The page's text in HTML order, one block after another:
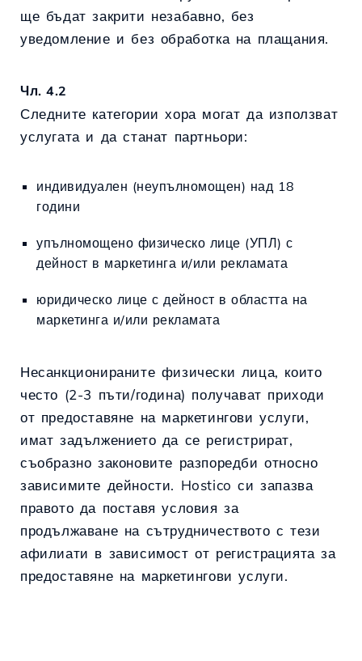
ще бъдат закрити незабавно, без
уведомление и без обработка на плащания.
Чл. 4.2
Следните категории хора могат да използват
услугата и да станат партньори:
индивидуален (неупълномощен) над 18
години
упълномощено физическо лице (УПЛ) с
дейност в маркетинга и/или рекламата
юридическо лице с дейност в областта на
маркетинга и/или рекламата
Несанкционираните физически лица, които
често (2-3 пъти/година) получават приходи
от предоставяне на маркетингови услуги,
имат задължението да се регистрират,
съобразно законовите разпоредби относно
зависимите дейности. Hostico си запазва
правото да поставя условия за
продължаване на сътрудничеството с тези
афилиати в зависимост от регистрацията за
предоставяне на маркетингови услуги.